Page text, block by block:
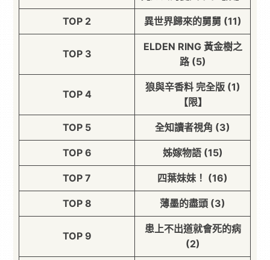
TOP 2 異世界歸來的舅舅 (11)
TOP 3
ELDEN RING 黃金樹之
路 (5)
TOP 4
狼與辛香料 完全版 (1)
【限】
TOP 5 全知讀者視角 (3)
TOP 6 姊嫁物語 (15)
TOP 7 四葉妹妹！ (16)
TOP 8 薄墨的盡頭 (3)
TOP 9
患上不出道就會死的病
(2)